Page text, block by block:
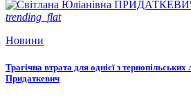
trending_flat
Новини
Трагічна втрата для однієї з
Придаткевич